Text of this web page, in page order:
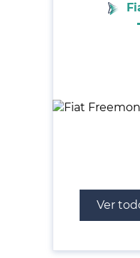
Ver